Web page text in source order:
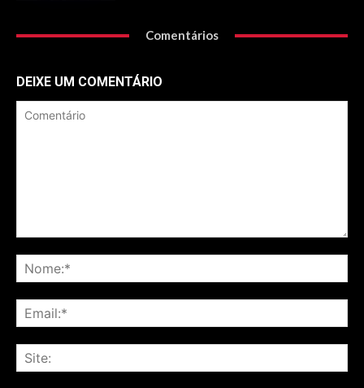
Comentários
DEIXE UM COMENTÁRIO